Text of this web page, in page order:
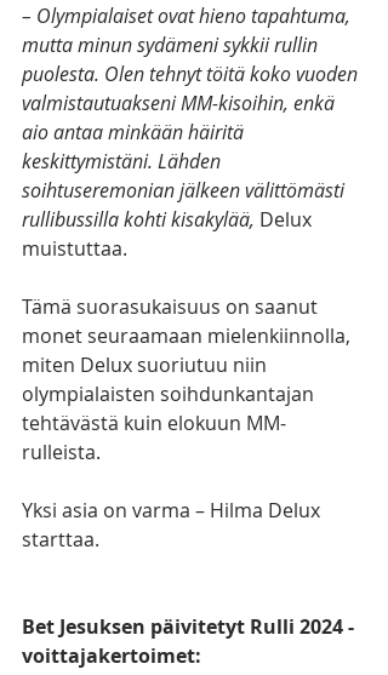
– Olympialaiset ovat hieno tapahtuma,
mutta minun sydämeni sykkii rullin
puolesta. Olen tehnyt töitä koko vuoden
valmistautuakseni MM-kisoihin, enkä
aio antaa minkään häiritä
keskittymistäni. Lähden
soihtuseremonian jälkeen välittömästi
rullibussilla kohti kisakylää, Delux
muistuttaa.
Tämä suorasukaisuus on saanut
monet seuraamaan mielenkiinnolla,
miten Delux suoriutuu niin
olympialaisten soihdunkantajan
tehtävästä kuin elokuun MM-
rulleista.
Yksi asia on varma – Hilma Delux
starttaa.
Bet Jesuksen päivitetyt Rulli 2024 -
voittajakertoimet: